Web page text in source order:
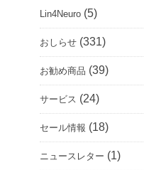
Lin4Neuro (5)
おしらせ (331)
お勧め商品 (39)
サービス (24)
セール情報 (18)
ニュースレター (1)